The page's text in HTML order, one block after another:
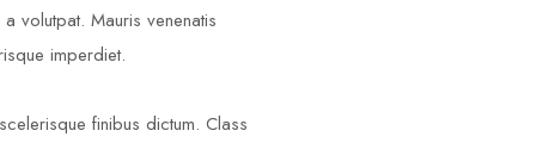
volutpat. Mauris venenatis
imperdiet.
finibus dictum. Class